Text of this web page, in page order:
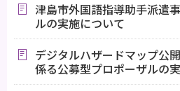
津島市外国語指導助手派遣
ルの実施について
デジタルハザードマップ公
係る公募型プロポーザルの